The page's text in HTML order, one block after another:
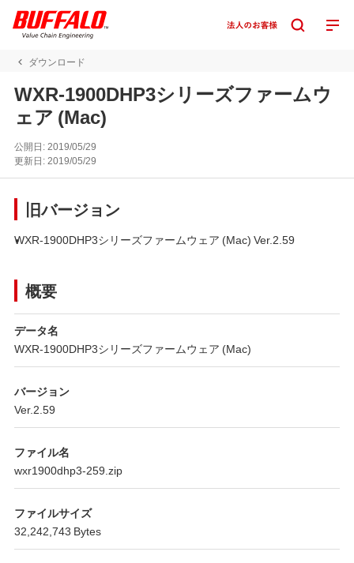
ダウンロード
WXR-1900DHP3シリーズファームウ
ェア (Mac)
公開日:2019/05/29
更新日:2019/05/29
旧バージョン
WXR-1900DHP3シリーズファームウェア (Mac) Ver.2.59
概要
データ名
WXR-1900DHP3シリーズファームウェア (Mac)
バージョン
Ver.2.59
ファイル名
wxr1900dhp3-259.zip
ファイルサイズ
32,242,743 Bytes